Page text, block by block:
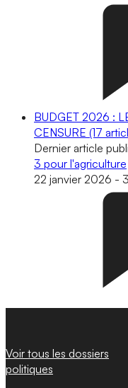
BUDGET 2026 :
CENSURE (17
Dernier article
3 pour l'agriculture
22 janvier 2026 -
Voir tous les dossiers
politiques